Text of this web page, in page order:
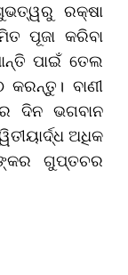
ରକ୍ଷା
ପୂଜା କରିବା
ପାଇଁ ତେଲ
କରନ୍ତୁ। ବାଣୀ
ଦିନ ଭଗବାନ
ଅଧିକ
ଗୁପ୍ତଚର